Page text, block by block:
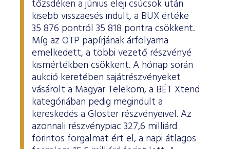
tőzsdéken a június eleji csúcsok után
kisebb visszaesés indult, a BUX értéke
35 876 pontról 35 818 pontra csökkent.
Míg az OTP papírjának árfolyama
emelkedett, a többi vezető részvényé
kismértékben csökkent. A hónap során
aukció keretében sajátrészvényeket
vásárolt a Magyar Telekom, a BÉT Xtend
kategóriában pedig megindult a
kereskedés a Gloster részvényeivel. Az
azonnali részvénypiac 327,6 milliárd
forintos forgalmat ért el, a napi átlagos